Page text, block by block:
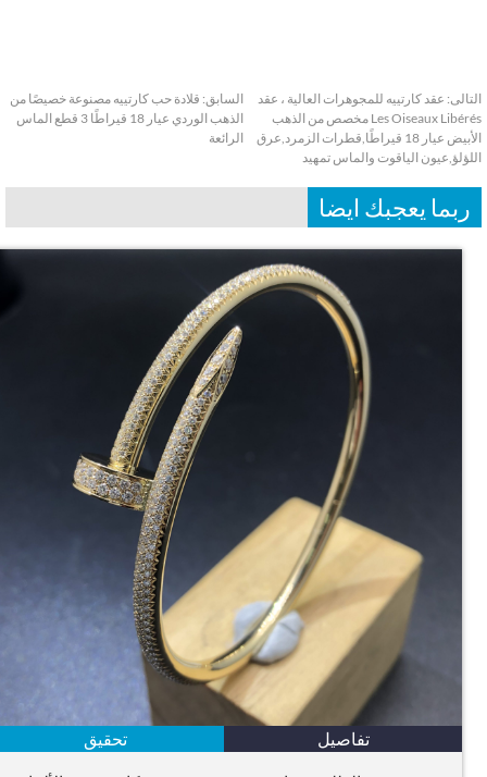
السابق:قلادة حب كارتييه مصنوعة خصيصًا من
الذهب الوردي عيار 18 قيراطًا 3 قطع الماس
الرائعة
عقد كارتييه للمجوهرات العالية ، عقد
Les Oiseaux Libérés مخصص من الذهب
الأبيض عيار 18 قيراطًا,قطرات الزمرد,عرق
الياقوت والماس تمهيد
يعجبك ايضا
تفاصيل تحقيق